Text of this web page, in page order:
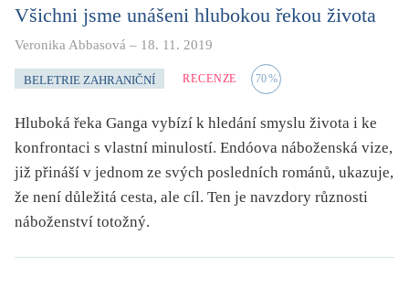
Všichni jsme unášeni hlubokou řekou života
Veronika Abbasová – 18. 11. 2019
BELETRIE ZAHRANIČNÍ RECENZE 70%
Hluboká řeka Ganga vybízí k hledání smyslu života i ke
konfrontaci s vlastní minulostí. Endóova náboženská vize,
již přináší v jednom ze svých posledních románů, ukazuje,
že není důležitá cesta, ale cíl. Ten je navzdory různosti
náboženství totožný.